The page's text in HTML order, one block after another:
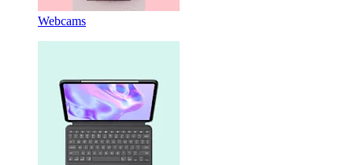
Webcams